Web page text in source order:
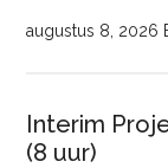
augustus 8, 2026
Interim
(8 uur)